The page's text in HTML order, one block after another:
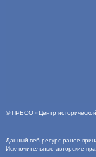
©ПРБОО «Центр
Данный веб-ресурс ранее
Исключительные авторские